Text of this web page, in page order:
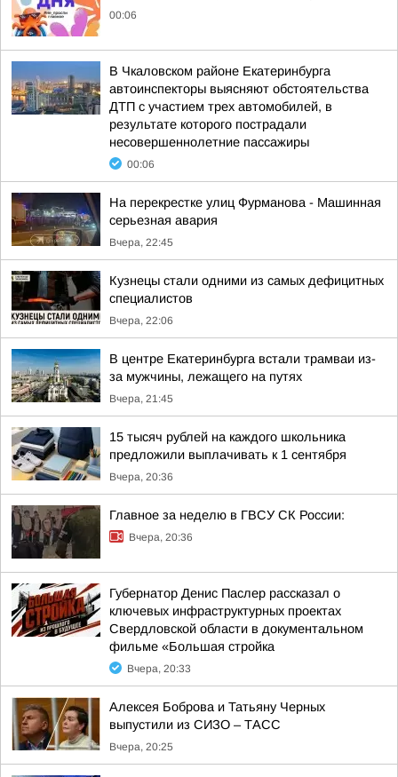
00:06
В Чкаловском районе Екатеринбурга
автоинспекторы выясняют обстоятельства
ДТП с участием трех автомобилей, в
результате которого пострадали
несовершеннолетние пассажиры
00:06
На перекрестке улиц Фурманова - Машинная
серьезная авария
Вчера, 22:45
Кузнецы стали одними из самых дефицитных
специалистов
Вчера, 22:06
В центре Екатеринбурга встали трамваи из-
за мужчины, лежащего на путях
Вчера, 21:45
15 тысяч рублей на каждого школьника
предложили выплачивать к 1 сентября
Вчера, 20:36
Главное за неделю в ГВСУ СК России:
Вчера, 20:36
Губернатор Денис Паслер рассказал о
ключевых инфраструктурных проектах
Свердловской области в документальном
фильме «Большая стройка
Вчера, 20:33
Алексея Боброва и Татьяну Черных
выпустили из СИЗО – ТАСС
Вчера, 20:25